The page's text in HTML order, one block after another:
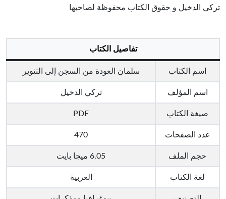
تركي الدخيل و حقوق الكتاب محفوظة لصاحبها
تفاصيل الكتاب
اسم الكتاب سلمان العودة من السجن إلى التنوير
اسم المؤلف تركي الدخيل
صيغة الكتاب PDF
عدد الصفحات 470
حجم الملف 6.05 ميجا بايت
لغة الكتاب العربية